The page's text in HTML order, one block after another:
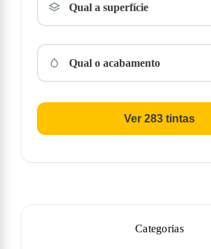
Qual a superfície
Qual o acabamento
Ver 283 tintas
Categorias